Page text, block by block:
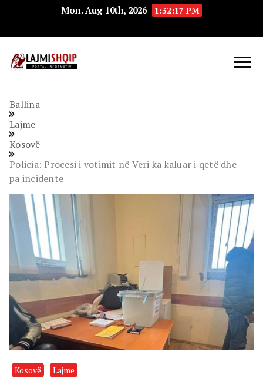
Mon. Aug 10th, 2026 1:32:18 PM
Ballina
Lajme
Kosovë
Policia: Procesi i votimit në Veri ka kaluar i qetë dhe
pa incidente
Kosovë Lajme